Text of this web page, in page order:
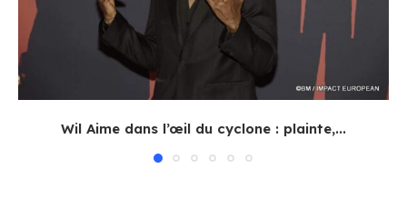
Wil Aime dans l’œil du cyclone : plainte,...